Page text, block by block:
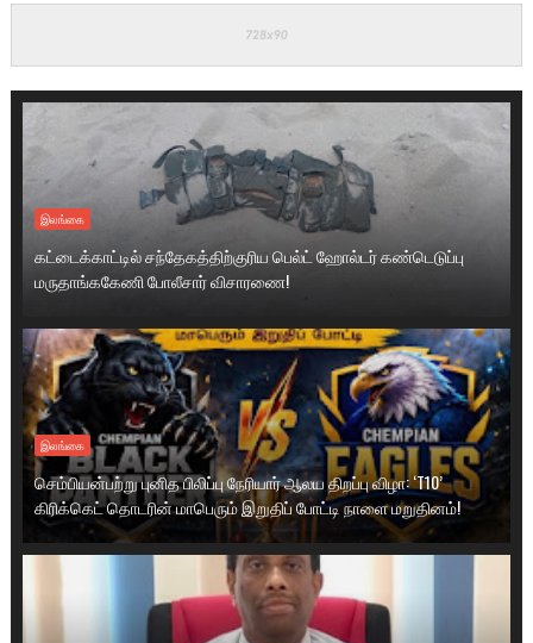
இலங்கை
கட்டைக்காட்டில் சந்தேகத்திற்குரிய பெல்ட் ஹோல்டர் கண்டெடுப்பு
மருதாங்ககேணி போலீசார் விசாரணை!
இலங்கை
செம்பியன்பற்று புனித பிலிப்பு நேரியார் ஆலய திறப்பு விழா: ‘T10’
கிரிக்கெட் தொடரின் மாபெரும் இறுதிப் போட்டி நாளை மறுதினம்!